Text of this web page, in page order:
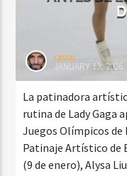
rasco
JANUARY 13, 2026
La patinadora
rutina de Lady Gaga
Juegos Olímpicos
Patinaje Artístico de
(9 de enero), Alysa